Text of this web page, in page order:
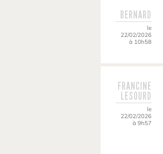
BERNARD
le
22/02/2026
à 10h58
FRANCINE
LESOURD
le
22/02/2026
à 9h57